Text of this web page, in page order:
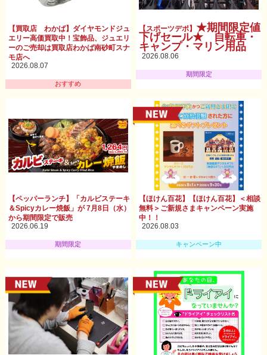
【買取店 わかば】ダイヤモンドジュ
エリー高価買取中！宝飾品、ジュエリ
ーのご売却は買取店わかば南砂町スナ
モ店へ
2026.08.07
おすすめ
【スポーツデポ】★期間限定値
下げセール★ 自転車・
キャンプ・マリン用品
2026.08.06
期間限定
【ペッパーランチ】「カルビステーキ
＆Spicyカレー焼飯」が 7月8日（水）
から期間限定で販売
2026.06.19
期間限定
【ほけん百花】【ほけん百花】＜相談
無料＞ご新規さまキャンペーン実施
中！！
2026.08.03
キャンペーン中